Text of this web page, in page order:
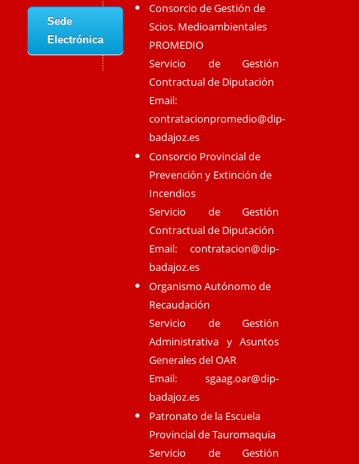
Sede
Electrónica
Consorcio de Gestión de
Scios. Medioambientales
PROMEDIO
Servicio de Gestión
Contractual de Diputación
Email:
contratacionpromedio@dip-
badajoz.es
Consorcio Provincial de
Prevención y Extinción de
Incendios
Servicio de Gestión
Contractual de Diputación
Email:contratacion@dip-
badajoz.es
Organismo Autónomo de
Recaudación
Servicio de Gestión
Administrativa y Asuntos
Generales del OAR
Email:sgaag.oar@dip-
badajoz.es
Patronato de la Escuela
Provincial de Tauromaquia
Servicio de Gestión